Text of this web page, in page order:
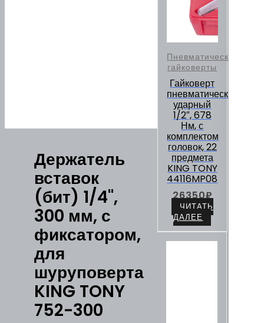
Держатель
вставок
(бит) 1/4",
300 мм, с
фиксатором,
для
шуруповерта
KING TONY
752-300
Пневматические
гайковерты
Гайковерт
пневматический
ударный
1/2″, 678
Нм, с
комплектом
головок, 22
предмета
KING TONY
44116MP08
26350₽
ЧИТАТЬ
ДАЛЕЕ